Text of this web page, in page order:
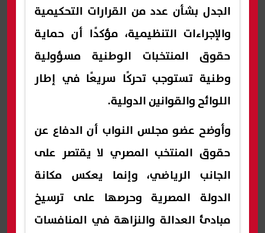
الجدل بشأن عدد من القرارات التحكيمية
والإجراءات التنظيمية، مؤكدًا أن حماية
حقوق المنتخبات الوطنية مسؤولية
وطنية تستوجب تحركًا سريعًا في إطار
اللوائح والقوانين الدولية.
وأوضح عضو مجلس النواب أن الدفاع عن
حقوق المنتخب المصري لا يقتصر على
الجانب الرياضي، وإنما يعكس مكانة
الدولة المصرية وحرصها على ترسيخ
مبادئ العدالة والنزاهة في المنافسات